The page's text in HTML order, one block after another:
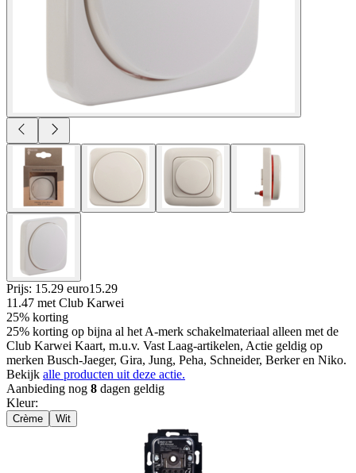
Prijs: 15.29 euro15.29
11.47 met Club Karwei
25% korting
25% korting op bijna al het A-merk schakelmateriaal alleen met de
Club Karwei Kaart, m.u.v. Vast Laag-artikelen, Actie geldig op
merken Busch-Jaeger, Gira, Jung, Peha, Schneider, Berker en Niko.
Bekijk alle producten uit deze actie.
Aanbieding nog 8 dagen geldig
Kleur:
Crème Wit